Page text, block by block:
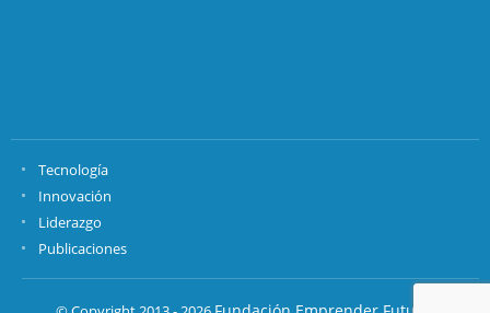
Tecnología
Innovación
Liderazgo
Publicaciones